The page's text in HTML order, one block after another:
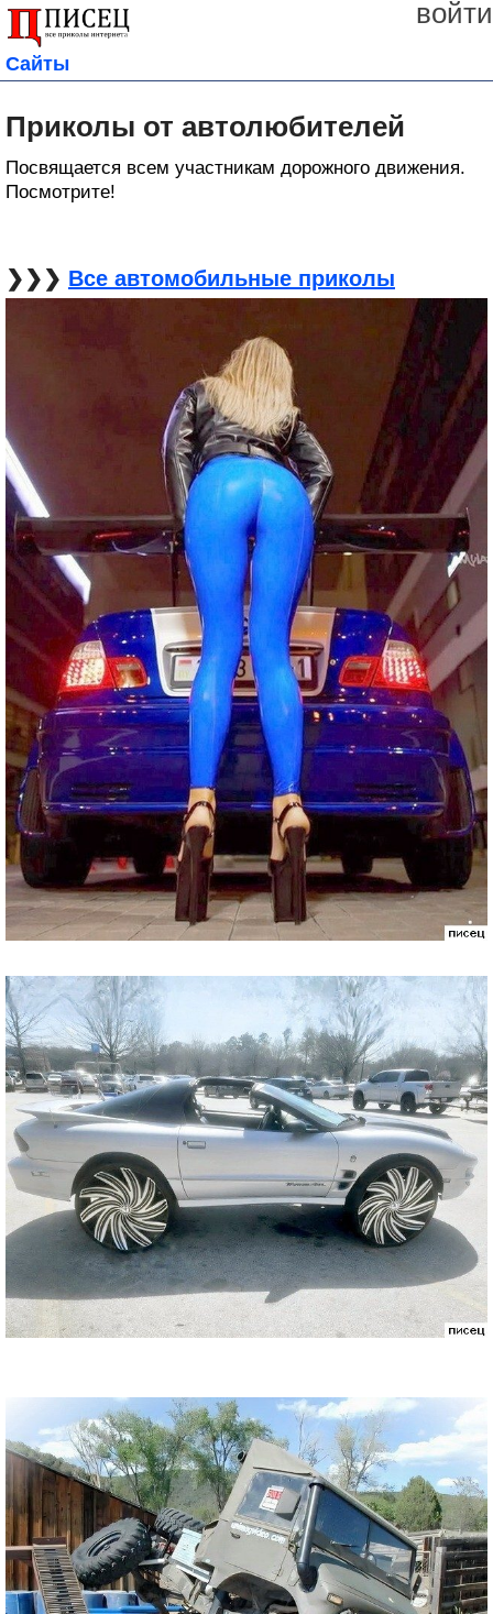
войти
Сайты
Приколы от автолюбителей
Посвящается всем участникам дорожного движения.
Посмотрите!
❯❯❯ Все автомобильные приколы